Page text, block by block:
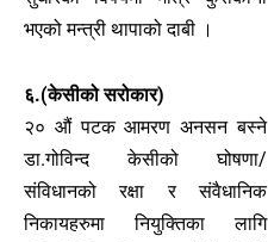
भएको मन्त्री थापाको दाबी ।
६.(केसीको सरोकार)
२० औं पटक आमरण अनसन बस्ने
डा.गोविन्द केसीको घोषणा/
संविधानको रक्षा र संवैधानिक
निकायहरुमा नियुक्तिका लागि